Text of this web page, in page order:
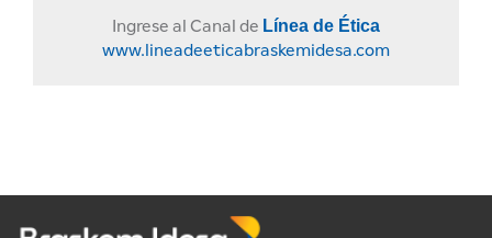
Ingrese al Canal de Línea de Ética
www.lineadeeticabraskemidesa.com